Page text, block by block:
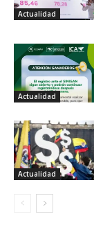
Actualidad
Actualidad
Actualidad